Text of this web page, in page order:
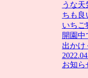
うな
ちも良
いちご
開園中
出かけ
お知ら